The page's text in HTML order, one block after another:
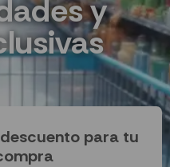
y
para tu